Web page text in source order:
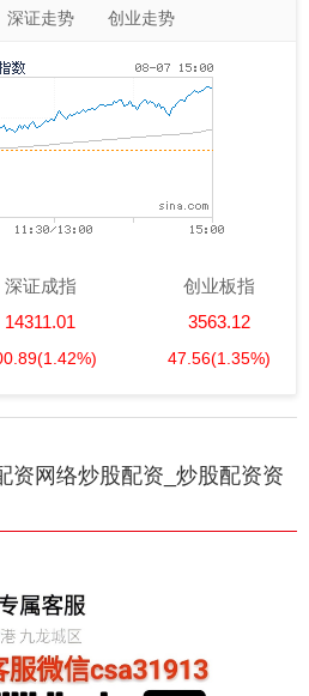
深证走势 创业走势
深证成指
14311.01
(1.42%)
创业板指
3563.12
47.56(1.35%)
资网络炒股配资_炒股配资资